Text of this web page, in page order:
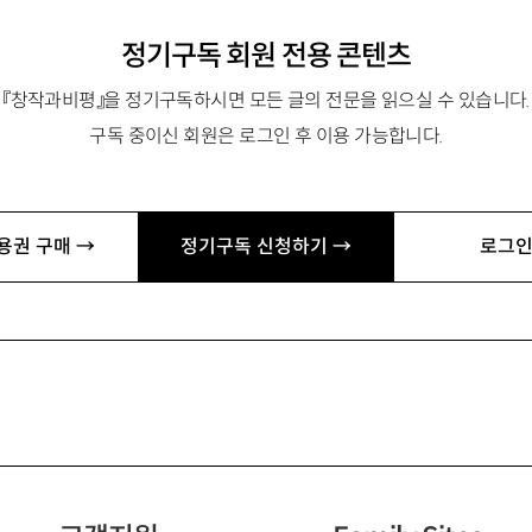
정기구독 회원 전용 콘텐츠
『창작과비평』을 정기구독하시면 모든 글의 전문을 읽으실 수 있습니다.
구독 중이신 회원은 로그인 후 이용 가능합니다.
권 구매 → 정기구독 신청하기 → 로그